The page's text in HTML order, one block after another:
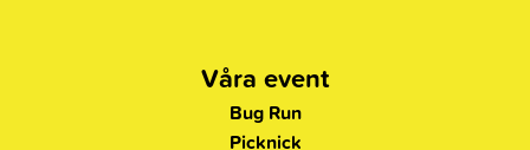
Våra event
Bug Run
Picknick